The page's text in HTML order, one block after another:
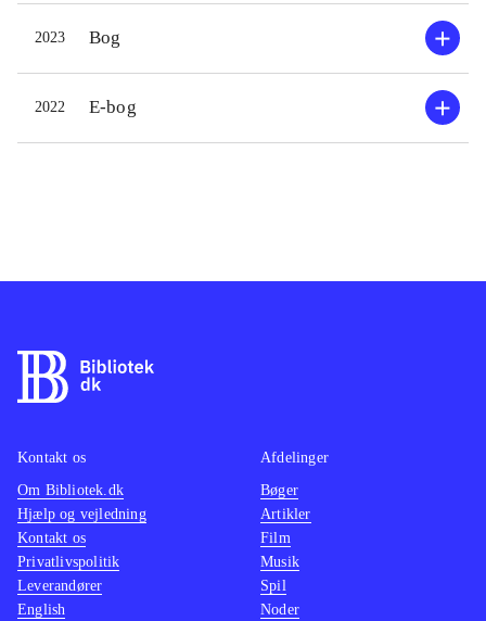
2023 Bog
2022 E-bog
Kontakt os
Om Bibliotek.dk
Hjælp og vejledning
Kontakt os
Privatlivspolitik
Leverandører
English
Afdelinger
Bøger
Artikler
Film
Musik
Spil
Noder